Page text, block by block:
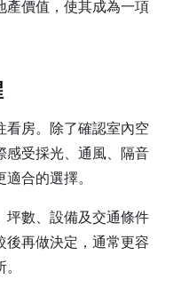
產價值，使其成為一項
看房。除了確認室內空
感受採光、通風、隔音
合的選擇。
坪數、設備及交通條件
後再做決定，通常更容